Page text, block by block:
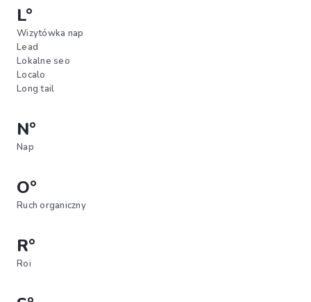
L°
Wizytówka nap
Lead
Lokalne seo
Localo
Long tail
N°
Nap
O°
Ruch organiczny
R°
Roi